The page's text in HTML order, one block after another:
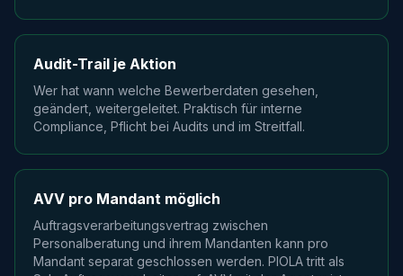
Audit-Trail je Aktion
Wer hat wann welche Bewerberdaten gesehen,
geändert, weitergeleitet. Praktisch für interne
Compliance, Pflicht bei Audits und im Streitfall.
AVV pro Mandant möglich
Auftragsverarbeitungsvertrag zwischen
Personalberatung und ihrem Mandanten kann pro
Mandant separat geschlossen werden. PIOLA tritt als